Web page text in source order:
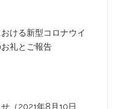
ける新型コロナウイ
礼とご報告
（2021年8月10日